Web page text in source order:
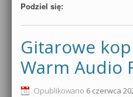
Podziel się:
Gitarowe
Warm Audio
Opublikowano 6 czerwca